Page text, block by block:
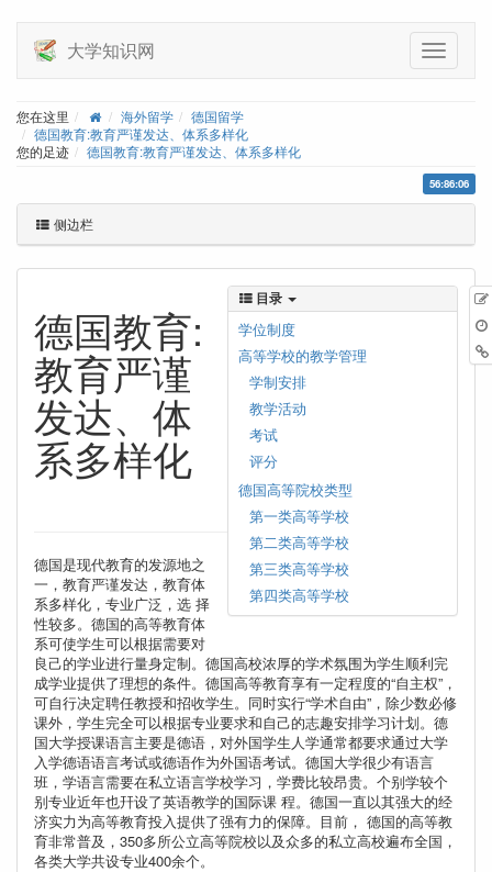
大学知识网
您在这里 海外留学
德国留学
德国教育:教育严谨发达、体系多样化
您的足迹
德国教育:教育严谨发达、体系多样化
56:86:06
侧边栏
目录
学位制度
高等学校的教学管理
学制安排
教学活动
考试
评分
德国高等院校类型
第一类高等学校
第二类高等学校
第三类高等学校
第四类高等学校
德国教育:
教育严谨
发达、体
系多样化
德国是现代教育的发源地之
一，教育严谨发达，教育体
系多样化，专业广泛，选 择
性较多。德国的高等教育体
系可使学生可以根据需要对
良己的学业进行量身定制。德国高校浓厚的学术氛围为学生顺利完
成学业提供了理想的条件。德国高等教育享有一定程度的“自主权”，
可自行决定聘任教授和招收学生。同时实行“学术自由”，除少数必修
课外，学生完全可以根据专业要求和自己的志趣安排学习计划。德
国大学授课语言主要是德语，对外国学生人学通常都要求通过大学
入学德语语言考试或德语作为外国语考试。德国大学很少有语言
班，学语言需要在私立语言学校学习，学费比较昂贵。个别学较个
别专业近年也幵设了英语教学的国际课 程。德国一直以其强大的经
济实力为高等教育投入提供了强有力的保障。目前， 德国的高等教
育非常普及，350多所公立高等院校以及众多的私立高校遍布全国，
各类大学共设专业400余个。